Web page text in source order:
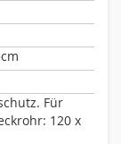
Für
120 x